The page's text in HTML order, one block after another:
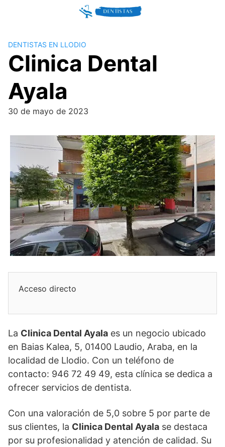
DENTISTAS EN LLODIO
Clinica Dental
Ayala
30 de mayo de 2023
Acceso directo
La Clinica Dental Ayala es un negocio ubicado
en Baias Kalea, 5, 01400 Laudio, Araba, en la
localidad de Llodio. Con un teléfono de
contacto: 946 72 49 49, esta clínica se dedica a
ofrecer servicios de dentista.
Con una valoración de 5,0 sobre 5 por parte de
sus clientes, la Clinica Dental Ayala se destaca
por su profesionalidad y atención de calidad. Su